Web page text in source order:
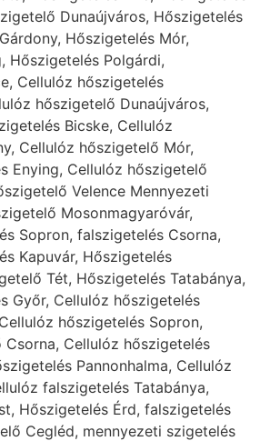
Dunaújváros, Hőszigetelés
Hőszigetelés Mór,
Hőszigetelés Polgárdi,
Cellulóz hőszigetelés
hőszigetelő Dunaújváros,
Bicske, Cellulóz
Cellulóz hőszigetelő Mór,
Enying, Cellulóz hőszigetelő
Velence Mennyezeti
Mosonmagyaróvár,
Sopron, falszigetelés Csorna,
Kapuvár, Hőszigetelés
Tét, Hőszigetelés Tatabánya,
Győr, Cellulóz hőszigetelés
hőszigetelés Sopron,
Cellulóz hőszigetelés
Pannonhalma, Cellulóz
falszigetelés Tatabánya,
Hőszigetelés Érd, falszigetelés
Cegléd, mennyezeti szigetelés